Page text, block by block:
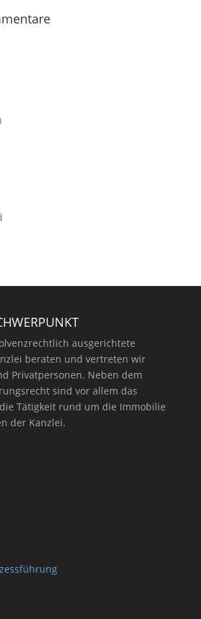
ausgerichtete
beraten und vertreten wir
Privatpersonen. Neben dem
sind vor allem das
Tätigkeit rund um die Immobilie
der Kanzlei.